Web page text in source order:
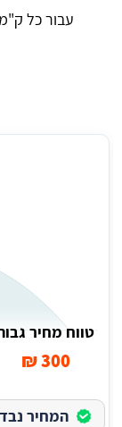
עבור כל ק"מ
טווח מחיר
300 ₪
המחיר